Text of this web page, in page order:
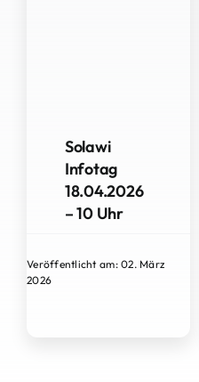
Solawi
Infotag
18.04.2026
– 10 Uhr
Veröffentlicht am: 02. März
2026